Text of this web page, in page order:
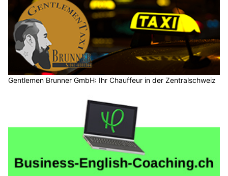
Gentlemen Brunner GmbH: Ihr Chauffeur in der Zentralschweiz